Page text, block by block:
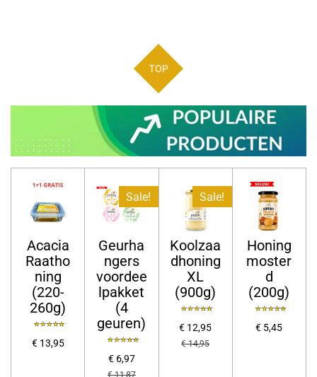
TOP
Acacia
Raatho
ning
(220-
260g)
€ 13,95
Sale!
Geurha
ngers
voordee
lpakket
(4
geuren)
€ 6,97
€ 11,87
Sale!
Koolzaa
dhoning
XL
(900g)
€ 12,95
€ 14,95
Honing
moster
d
(200g)
€ 5,45